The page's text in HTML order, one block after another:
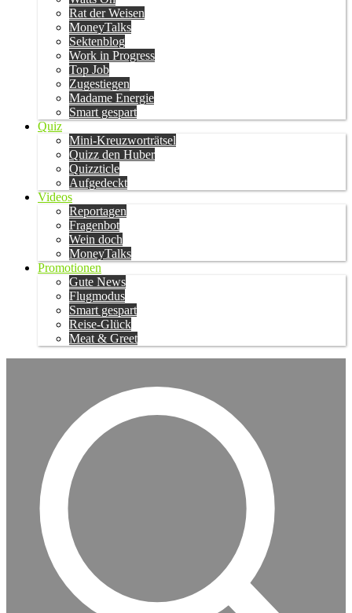
Rat der Weisen
MoneyTalks
Sektenblog
Work in Progress
Top Job
Zugestiegen
Madame Energie
Smart gespart
Quiz
Mini-Kreuzworträtsel
Quizz den Huber
Quizzticle
Aufgedeckt
Videos
Reportagen
Fragenbot
Wein doch
MoneyTalks
Promotionen
Gute News
Flugmodus
Smart gespart
Reise-Glück
Meat & Greet